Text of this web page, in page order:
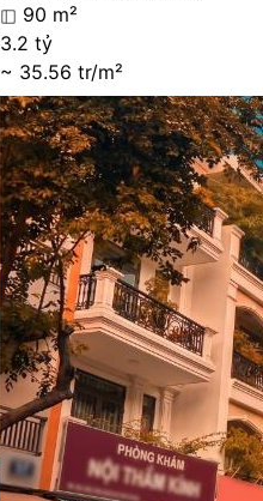
90 m²
3.2 tỷ
~ 35.56 tr/m²